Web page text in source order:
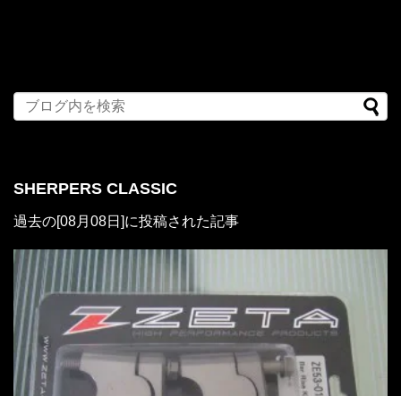
SHERPERS CLASSIC
過去の[08月08日]に投稿された記事